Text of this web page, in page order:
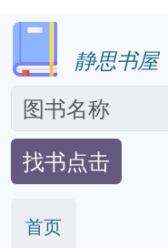
静思书屋
找书点击
首页